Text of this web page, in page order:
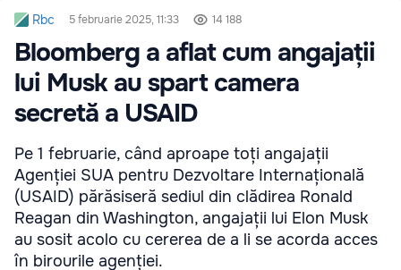
Rbc 5 februarie 2025, 11:33 14 188
Bloomberg a aflat cum angajații
lui Musk au spart camera
secretă a USAID
Pe 1 februarie, când aproape toți angajații
Agenției SUA pentru Dezvoltare Internațională
(USAID) părăsiseră sediul din clădirea Ronald
Reagan din Washington, angajații lui Elon Musk
au sosit acolo cu cererea de a li se acorda acces
în birourile agenției.